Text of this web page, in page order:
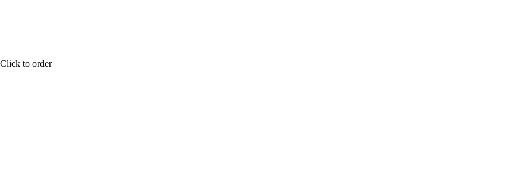
Click to order